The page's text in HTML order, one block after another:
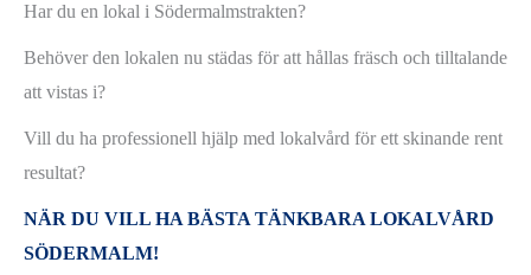
Har du en lokal i Södermalmstrakten?
Behöver den lokalen nu städas för att hållas fräsch och tilltalande
att vistas i?
Vill du ha professionell hjälp med lokalvård för ett skinande rent
resultat?
NÄR DU VILL HA BÄSTA TÄNKBARA LOKALVÅRD
SÖDERMALM!